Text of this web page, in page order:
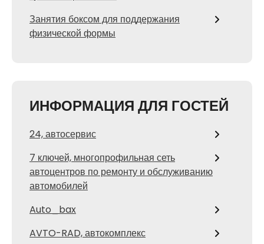
Занятия боксом для поддержания
физической формы
ИНФОРМАЦИЯ ДЛЯ ГОСТЕЙ
24, автосервис
7 ключей, многопрофильная сеть
автоцентров по ремонту и обслуживанию
автомобилей
Auto_bax
AVTO-RAD, автокомплекс